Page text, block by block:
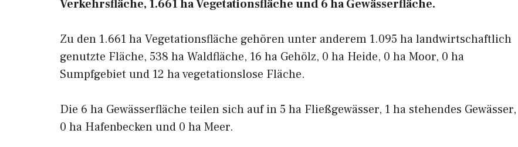
Verkehrsfläche, 1.661 ha Vegetationsfläche und 6 ha Gewässerfläche.
Zu den 1.661 ha Vegetationsfläche gehören unter anderem 1.095 ha landwirtschaftlich
genutzte Fläche, 538 ha Waldfläche, 16 ha Gehölz, 0 ha Heide, 0 ha Moor, 0 ha
Sumpfgebiet und 12 ha vegetationslose Fläche.
Die 6 ha Gewässerfläche teilen sich auf in 5 ha Fließgewässer, 1 ha stehendes Gewässer,
0 ha Hafenbecken und 0 ha Meer.